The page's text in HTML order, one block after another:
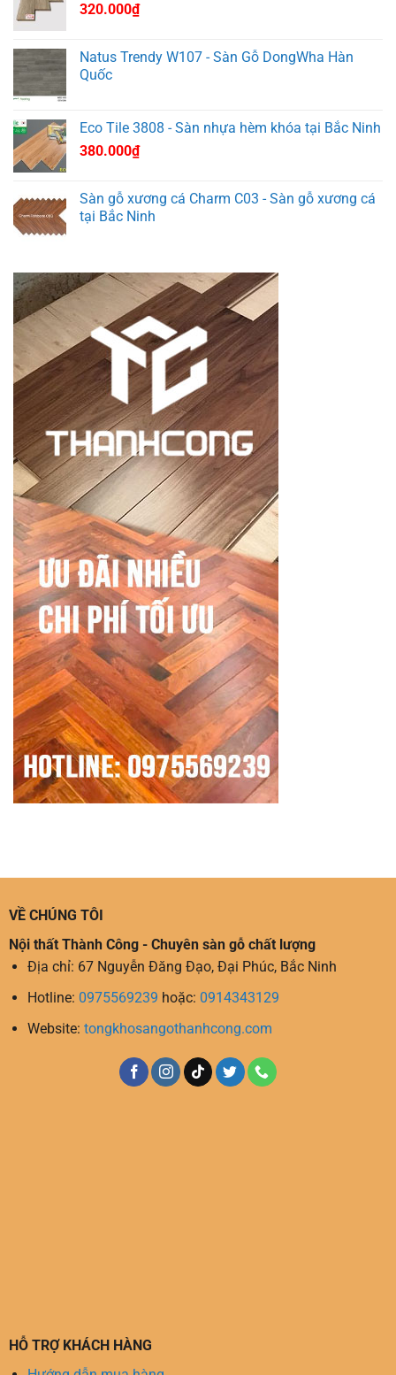
320.000₫
Natus Trendy W107 - Sàn Gỗ DongWha Hàn
Quốc
Eco Tile 3808 - Sàn nhựa hèm khóa tại Bắc Ninh
380.000₫
Sàn gỗ xương cá Charm C03 - Sàn gỗ xương cá
tại Bắc Ninh
VỀ CHÚNG TÔI
Nội thất Thành Công - Chuyên sàn gỗ chất lượng
Địa chỉ: 67 Nguyễn Đăng Đạo, Đại Phúc, Bắc Ninh
Hotline: 0975569239 hoặc: 0914343129
Website: tongkhosangothanhcong.com
HỖ TRỢ KHÁCH HÀNG